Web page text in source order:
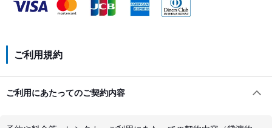
ご利用規約
ご利用にあたってのご契約内容